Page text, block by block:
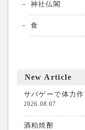
神社仏閣
食
New Article
サバゲーで体力作
2026.08.07
酒粕焼酎